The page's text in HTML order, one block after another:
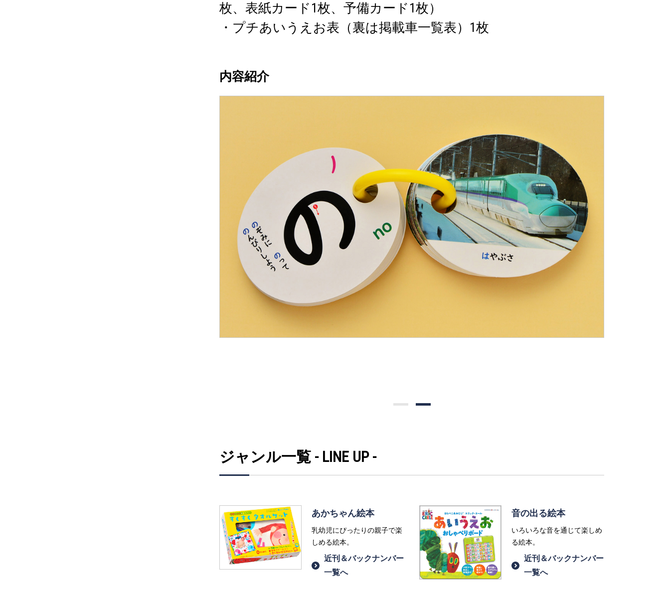
枚、表紙カード1枚、予備カード1枚）
・プチあいうえお表（裏は掲載車一覧表）1枚
内容紹介
ジャンル一覧 - LINE UP -
あかちゃん絵本
乳幼児にぴったりの親子で楽
しめる絵本。
近刊＆バックナンバー
一覧へ
音の出る絵本
いろいろな音を通じて楽しめ
る絵本。
近刊＆バックナンバー
一覧へ